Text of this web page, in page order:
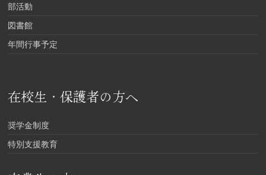
部活動
図書館
年間行事予定
在校生・保護者の方へ
奨学金制度
特別支援教育